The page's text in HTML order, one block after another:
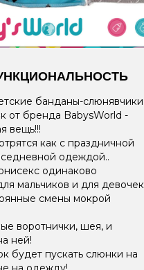
банданы-слюнявчики
от бренда BabysWorld -
вещь!!!
как с праздничной
одеждой..
одинаково
мальчиков и для
смены мокрой
воротнички, шея, и
ней!
будет пускать слюнки на